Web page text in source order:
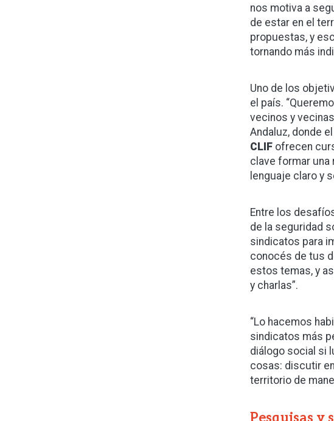
nos motiva a
de estar en el
propuestas, y
tornando más
Uno de los
el país.
vecinos y
Andaluz, donde
CLIF ofrecen
clave formar
lenguaje claro y
Entre los
de la seguridad
sindicatos para
conocés de tus
estos temas, y
y charlas”.
“Lo hacemos
sindicatos más
diálogo social si
cosas: discutir
territorio de
Pesquisas y